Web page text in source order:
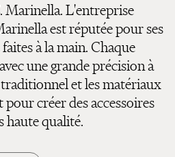
Marinella. L'entreprise
est réputée pour ses
à la main. Chaque
une grande précision à
et les matériaux
créer des accessoires
haute qualité.